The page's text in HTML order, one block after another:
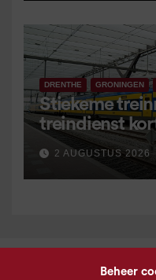
Beheer
DRENTHE GRONINGEN
Stiekeme
treindienst
2 AUGUSTUS 2026